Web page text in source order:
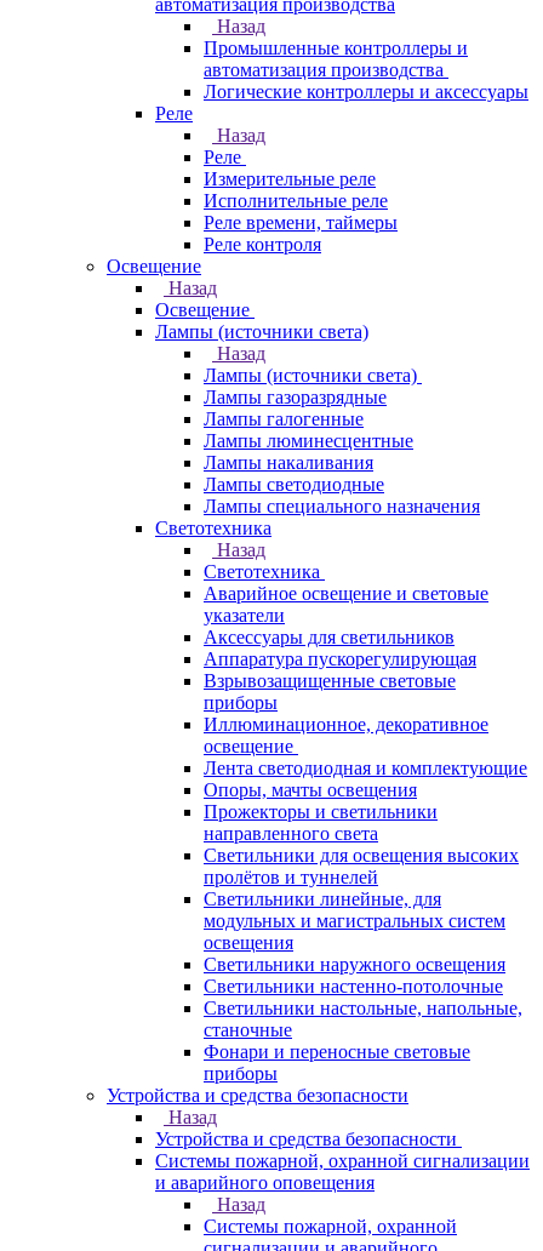
автоматизация производства
Назад
Промышленные контроллеры и
автоматизация производства
Логические контроллеры и аксессуары
Реле
Назад
Реле
Измерительные реле
Исполнительные реле
Реле времени, таймеры
Реле контроля
Освещение
Назад
Освещение
Лампы (источники света)
Назад
Лампы (источники света)
Лампы газоразрядные
Лампы галогенные
Лампы люминесцентные
Лампы накаливания
Лампы светодиодные
Лампы специального назначения
Светотехника
Назад
Светотехника
Аварийное освещение и световые
указатели
Аксессуары для светильников
Аппаратура пускорегулирующая
Взрывозащищенные световые
приборы
Иллюминационное, декоративное
освещение
Лента светодиодная и комплектующие
Опоры, мачты освещения
Прожекторы и светильники
направленного света
Светильники для освещения высоких
пролётов и туннелей
Светильники линейные, для
модульных и магистральных систем
освещения
Светильники наружного освещения
Светильники настенно-потолочные
Светильники настольные, напольные,
станочные
Фонари и переносные световые
приборы
Устройства и средства безопасности
Назад
Устройства и средства безопасности
Системы пожарной, охранной сигнализации
и аварийного оповещения
Назад
Системы пожарной, охранной